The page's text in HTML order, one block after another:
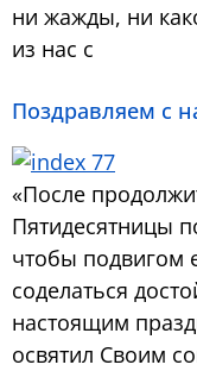
ни жажды, ни
из нас с
Поздравляем с
«После
Пятидесятницы
чтобы подвигом
соделаться
настоящим
освятил Своим